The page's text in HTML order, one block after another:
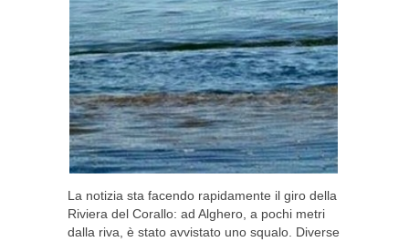
La notizia sta facendo rapidamente il giro della
Riviera del Corallo: ad Alghero, a pochi metri
dalla riva, è stato avvistato uno squalo. Diverse